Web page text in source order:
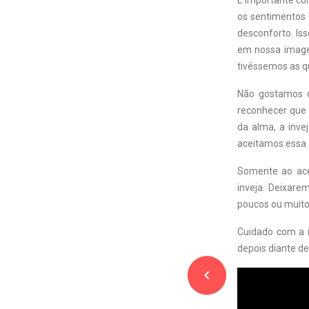
navigate_before
os sentimentos
desconforto.
em nossa
tivéssemos as
Não gostamos
reconhecer
da alma, a
aceitamos essa
Somente ao
inveja.
poucos ou
Cuidado com a
depois diante